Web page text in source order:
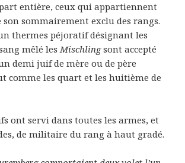
entière, ceux qui appartiennent
son sommairement exclu des rangs.
thermes péjoratif désignant les
mêlé lesMischlingsont accepté
demi juif de mère ou de père
comme les quart et les huitième de
ont servi dans toutes les armes, et
de militaire du rang à haut gradé.